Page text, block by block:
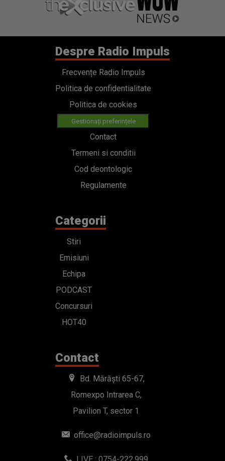
Despre Radio Impuls
Frecvențe Radio Impuls
Politica de confidentialitate
Politica de cookies
Gestionați preferințele
Contact
Termeni si conditii
Cod deontologic
Regulamente
Categorii
Stiri
Emisiuni
Echipa
PODCAST
Concursuri
HOT40
Contact
Bd. Mărăști 65-67,
Romexpo Intrarea C,
Pavilion T, sector 1
office@radioimpuls.ro
LIVE : 0754-222.999